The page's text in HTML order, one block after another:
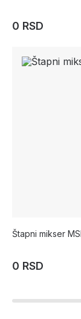
0 RSD
Štapni mikser
0 RSD